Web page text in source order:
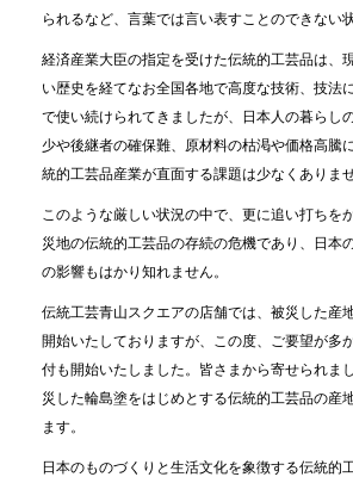
られるなど、言葉では言い表すことのできない
経済産業大臣の指定を受けた伝統的工芸品は、
い歴史を経てなお全国各地で高度な技術、技法
で使い続けられてきましたが、日本人の暮らし
少や後継者の確保難、原材料の枯渇や価格高騰
統的工芸品産業が直面する課題は少なくありませ
このような厳しい状況の中で、更に追い打ちを
災地の伝統的工芸品の存続の危機であり、日本
の影響もはかり知れません。
伝統工芸青山スクエアの店舗では、被災した産
開始いたしておりますが、この度、ご要望が多
付も開始いたしました。皆さまから寄せられま
災した輪島塗をはじめとする伝統的工芸品の産
ます。
日本のものづくりと生活文化を象徴する伝統的